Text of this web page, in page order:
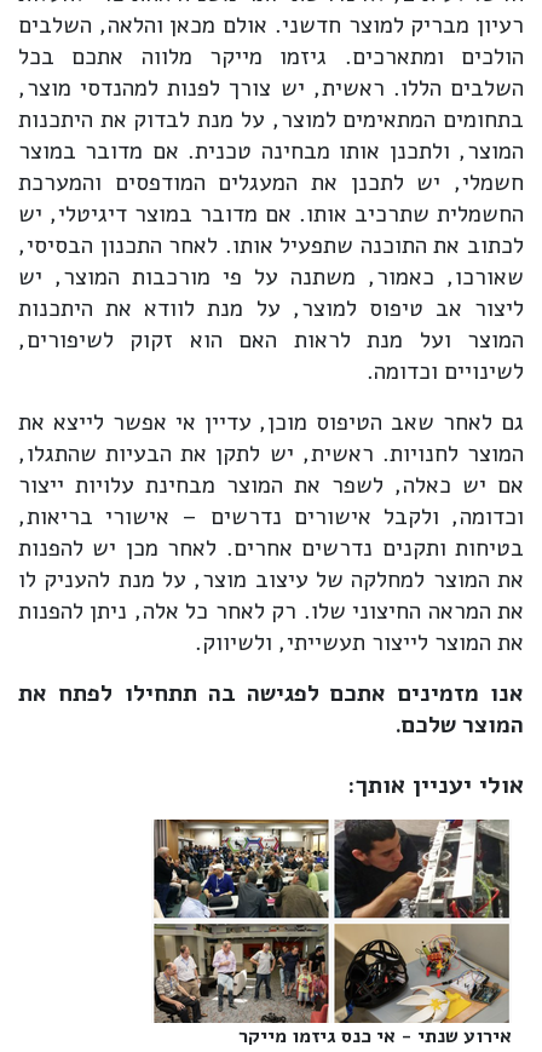
רעיון מבריק למוצר חדשני. אולם מכאן והלאה, השלבים
הולכים ומתארכים. גיזמו מייקר מלווה אתכם בכל
השלבים הללו. ראשית, יש צורך לפנות למהנדסי מוצר,
בתחומים המתאימים למוצר, על מנת לבדוק את היתכנות
המוצר, ולתכנן אותו מבחינה טכנית. אם מדובר במוצר
חשמלי, יש לתכנן את המעגלים המודפסים והמערכת
החשמלית שתרכיב אותו. אם מדובר במוצר דיגיטלי, יש
לכתוב את התוכנה שתפעיל אותו. לאחר התכנון הבסיסי,
שאורכו, כאמור, משתנה על פי מורכבות המוצר, יש
ליצור אב טיפוס למוצר, על מנת לוודא את היתכנות
המוצר ועל מנת לראות האם הוא זקוק לשיפורים,
לשינויים וכדומה.
גם לאחר שאב הטיפוס מוכן, עדיין אי אפשר לייצא את
המוצר לחנויות. ראשית, יש לתקן את הבעיות שהתגלו,
אם יש כאלה, לשפר את המוצר מבחינת עלויות ייצור
וכדומה, ולקבל אישורים נדרשים – אישורי בריאות,
בטיחות ותקנים נדרשים אחרים. לאחר מכן יש להפנות
את המוצר למחלקה של עיצוב מוצר, על מנת להעניק לו
את המראה החיצוני שלו. רק לאחר כל אלה, ניתן להפנות
את המוצר לייצור תעשייתי, ולשיווק.
אנו מזמינים אתכם לפגישה בה תתחילו לפתח את
המוצר שלכם.
אולי יעניין אותך:
אירוע שנתי - אי כנס גיזמו מייקר‎